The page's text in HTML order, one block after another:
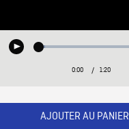
Play Loaded:
Current
0:00 / Duration
1:20
AJOUTER AU PANIER